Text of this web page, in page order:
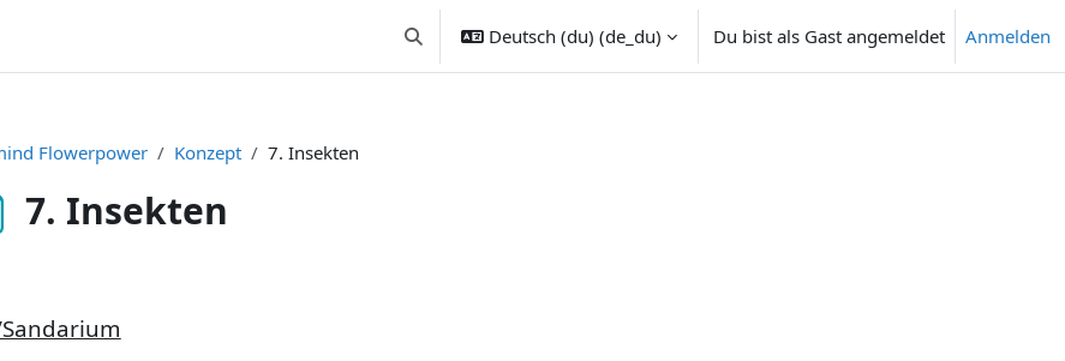
Sucheingabe umschalten
Deutsch (du) ‎(de_du)‎ Du bist als Gast angemeldet Anmelden
Flowerpower Konzept 7. Insekten
7. Insekten